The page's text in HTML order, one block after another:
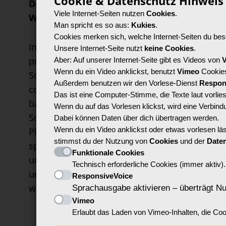
Der Sound von Inkludia:
Wir machen einen Song
In unserem digitalen Tonstudio
produzieren wir galaktische
Sounds. Mit frischen Beats,
coolen Samples und euren Texten
bauen wir gemeinsamen den
Soundtrack für die Reise zum
Planeten Inkludia. Ob rappen,
sprechen, singen oder zuhören
und Ideen geben: Alles kann Teil
unseres SpaceBase-Songs
werden.
In
wird
probiert
mediale
Viele Internet-Seiten nutzenCookies.
Man spricht es so aus: Kukies.
Cookies merken sich, welche Internet-Seiten du
Unsere Internet-Seite nutzt keine Cookies.
Aber: Auf unserer Internet-Seite gibt es Videos von
Wenn du ein Video anklickst, benutztVimeo
Außerdem benutzen wir den Vorlese-Dienst
Das ist eine Computer-Stimme, die Texte laut
Wenn du auf das Vorlesen klickst, wird eine
Dabei können Daten über dich übertragen werden.
Wenn du ein Video anklickst oder etwas vorlesen
stimmst du der Nutzung vonCookies und der
Funktionale Cookies
Technisch erforderliche Cookies (immer aktiv).
ResponsiveVoice
Sprachausgabe aktivieren – überträgt
Vimeo
Erlaubt das Laden von Vimeo-Inhalten, die